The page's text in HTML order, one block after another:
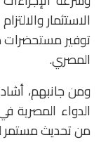
الاستثمار
توفير مستحضرات
المصري.
ومن جانبهم،
الدواء المصرية
من تحديث مستمر